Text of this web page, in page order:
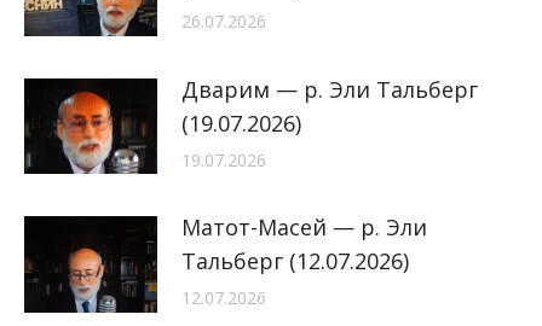
26.07.2026
Дварим — р. Эли Тальберг
(19.07.2026)
19.07.2026
Матот-Масей — р. Эли
Тальберг (12.07.2026)
12.07.2026